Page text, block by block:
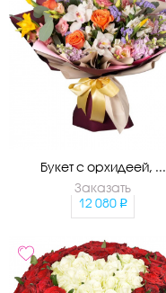
Букет с орхидеей, ...
Заказать
12 080